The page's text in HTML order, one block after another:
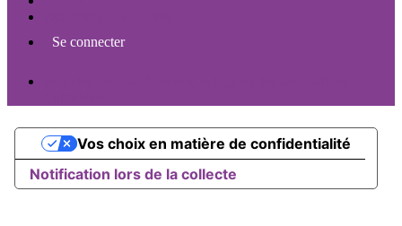
Se connecter
Notification lors de la collecte
Vos choix en matière de confidentialité